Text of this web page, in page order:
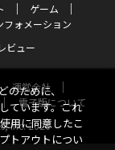
ゲーム
フォメーション
ビュー
運営会社
電子版について
Inc. 2026
のために、
ています。これ
用に同意したこ
トアウトについ